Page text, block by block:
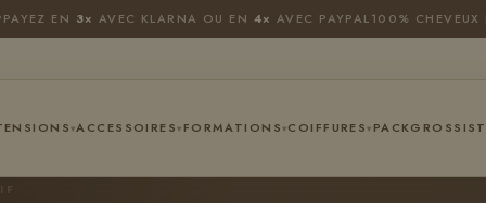
PAYEZ EN 3× AVEC KLARNA OU EN 4× AVEC PAYPAL100%
▾ACCESSOIRES▾ FORMATIONS▾COIFFURES▾ PACK